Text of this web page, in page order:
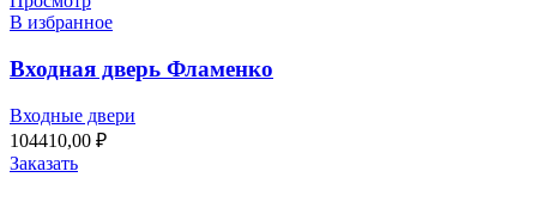
В избранное
Входная дверь Фламенко
Входные двери
104410,00 ₽
Заказать